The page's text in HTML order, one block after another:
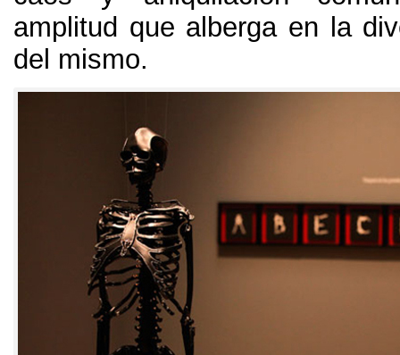
amplitud que alberga en la
del mismo.